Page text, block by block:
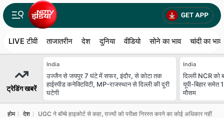
LIVE टीवी ताजातरीन देश दुनिया वीडियो सोने का भाव चांदी का भाव
ट्रेडिंग खबरें
India
उज्जैन से जयपुर 7 घंटे में सफर, इंदौर, से कोटा तक
हाईस्पीड कनेक्टिविटी, MP-राजस्थान से दिल्ली की दूरी
घटेगी
India
दिल्ली NCR को
यूपी-बिहार समेत
मौसम
होम देश UGC ने बॉम्बे हाइकोर्ट से कहा, राज्यों को परीक्षा निरस्त करने का कोई अधिकार नहीं